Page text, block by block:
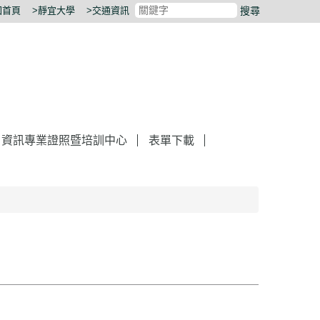
頁 >靜宜大學 >交通資訊 搜尋
資訊專業證照​暨培訓中心 表單下載